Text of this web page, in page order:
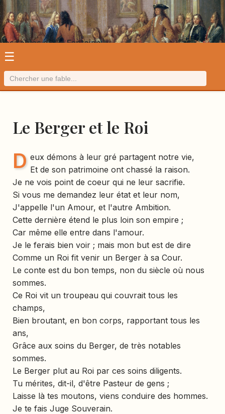
Les fables de La Fontaine
☰
Le Berger et le Roi
D eux démons à leur gré partagent notre vie,
Et de son patrimoine ont chassé la raison.
Je ne vois point de coeur qui ne leur sacrifie.
Si vous me demandez leur état et leur nom,
J'appelle l'un Amour, et l'autre Ambition.
Cette dernière étend le plus loin son empire ;
Car même elle entre dans l'amour.
Je le ferais bien voir ; mais mon but est de dire
Comme un Roi fit venir un Berger à sa Cour.
Le conte est du bon temps, non du siècle où nous
sommes.
Ce Roi vit un troupeau qui couvrait tous les
champs,
Bien broutant, en bon corps, rapportant tous les
ans,
Grâce aux soins du Berger, de très notables
sommes.
Le Berger plut au Roi par ces soins diligents.
Tu mérites, dit-il, d'être Pasteur de gens ;
Laisse là tes moutons, viens conduire des hommes.
Je te fais Juge Souverain.